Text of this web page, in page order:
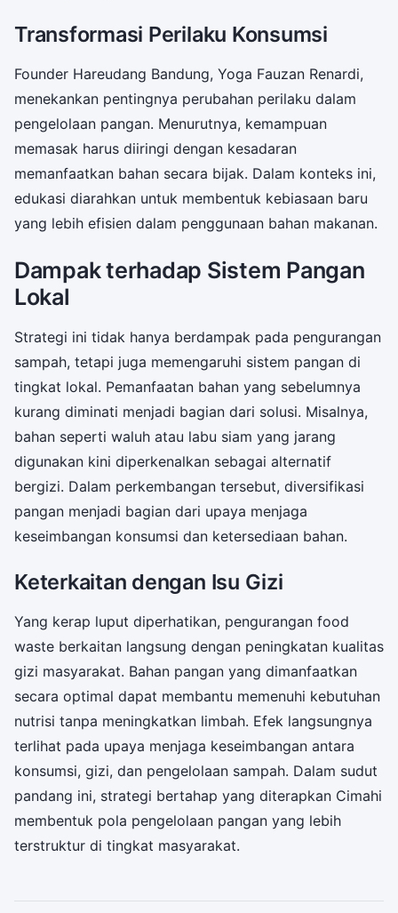
Transformasi Perilaku Konsumsi
Founder Hareudang Bandung, Yoga Fauzan Renardi,
menekankan pentingnya perubahan perilaku dalam
pengelolaan pangan. Menurutnya, kemampuan
memasak harus diiringi dengan kesadaran
memanfaatkan bahan secara bijak. Dalam konteks ini,
edukasi diarahkan untuk membentuk kebiasaan baru
yang lebih efisien dalam penggunaan bahan makanan.
Dampak terhadap Sistem Pangan
Lokal
Strategi ini tidak hanya berdampak pada pengurangan
sampah, tetapi juga memengaruhi sistem pangan di
tingkat lokal. Pemanfaatan bahan yang sebelumnya
kurang diminati menjadi bagian dari solusi. Misalnya,
bahan seperti waluh atau labu siam yang jarang
digunakan kini diperkenalkan sebagai alternatif
bergizi. Dalam perkembangan tersebut, diversifikasi
pangan menjadi bagian dari upaya menjaga
keseimbangan konsumsi dan ketersediaan bahan.
Keterkaitan dengan Isu Gizi
Yang kerap luput diperhatikan, pengurangan food
waste berkaitan langsung dengan peningkatan kualitas
gizi masyarakat. Bahan pangan yang dimanfaatkan
secara optimal dapat membantu memenuhi kebutuhan
nutrisi tanpa meningkatkan limbah. Efek langsungnya
terlihat pada upaya menjaga keseimbangan antara
konsumsi, gizi, dan pengelolaan sampah. Dalam sudut
pandang ini, strategi bertahap yang diterapkan Cimahi
membentuk pola pengelolaan pangan yang lebih
terstruktur di tingkat masyarakat.